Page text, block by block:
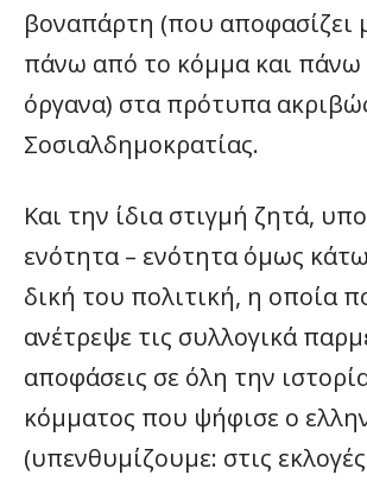
βοναπάρτη (που αποφασίζει
πάνω από το κόμμα και
όργανα) στα πρότυπα
Σοσιαλδημοκρατίας.
Και την ίδια στιγμή ζητά,
ενότητα – ενότητα όμως
δική του πολιτική, η οποία
ανέτρεψε τις συλλογικά
αποφάσεις σε όλη την
κόμματος που ψήφισε ο
(υπενθυμίζουμε: στις